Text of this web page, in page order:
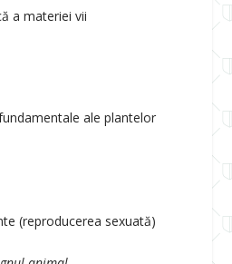
a materiei vii
ale plantelor
(reproducerea sexuată)